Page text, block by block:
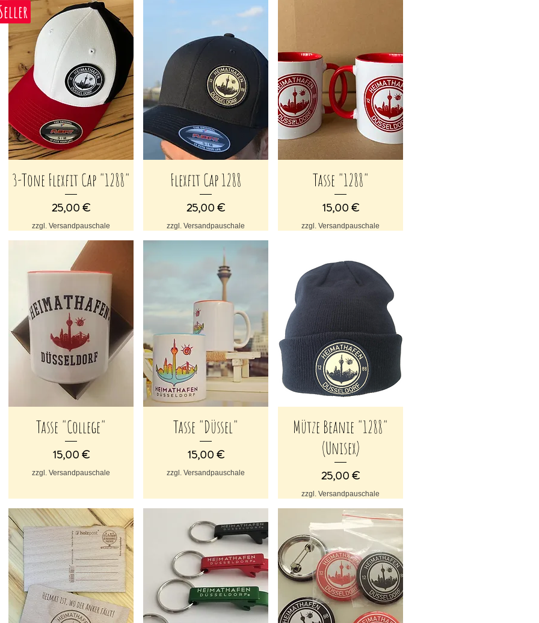
Schnellansicht
3-Tone Flexfit Cap "1288"
Preis
25,00 €
zzgl. Versandpauschale
Schnellansicht
Flexfit Cap 1288
Preis
25,00 €
zzgl. Versandpauschale
Schnellansicht
Tasse "1288"
Preis
15,00 €
zzgl. Versandpauschale
Schnellansicht
Tasse "College"
Preis
15,00 €
zzgl. Versandpauschale
Schnellansicht
Tasse "Düssel"
Preis
15,00 €
zzgl. Versandpauschale
Schnellansicht
Mütze Beanie "1288"
(Unisex)
Preis
25,00 €
zzgl. Versandpauschale